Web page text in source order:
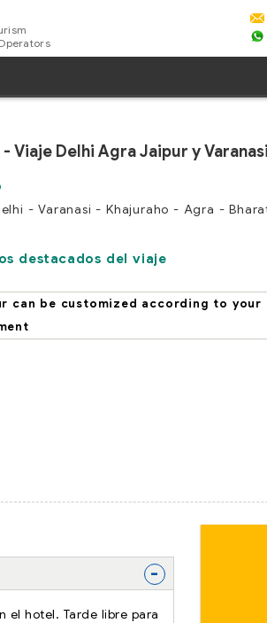
- Viaje Delhi Agra Jaipur y
- Varanasi - Khajuraho - Agra -
destacados del viaje
can be customized according to your
-
el hotel. Tarde libre para